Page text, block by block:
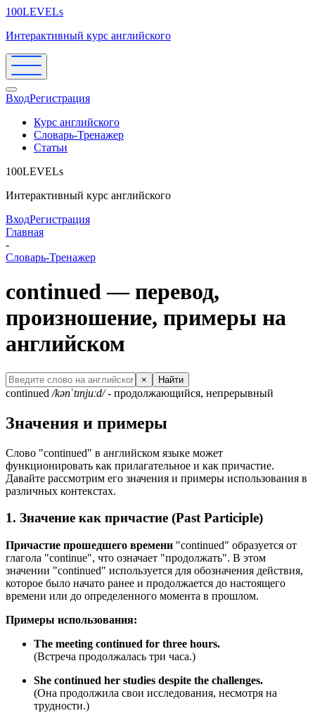
100LEVELs
Интерактивный курс английского
ВходРегистрация
Курс английского
Словарь-Тренажер
Статьи
100LEVELs
Интерактивный курс английского
ВходРегистрация
Главная
-
Словарь-Тренажер
continued — перевод,
произношение, примеры на
английском
× Найти
continued /kənˈtɪnjuːd/- продолжающийся, непрерывный
Значения и примеры
Слово "continued" в английском языке может
функционировать как прилагательное и как причастие.
Давайте рассмотрим его значения и примеры использования в
различных контекстах.
1. Значение как причастие (Past Participle)
Причастие прошедшего времени "continued" образуется от
глагола "continue", что означает "продолжать". В этом
значении "continued" используется для обозначения действия,
которое было начато ранее и продолжается до настоящего
времени или до определенного момента в прошлом.
Примеры использования:
The meeting continued for three hours.
(Встреча продолжалась три часа.)
She continued her studies despite the challenges.
(Она продолжила свои исследования, несмотря на
трудности.)